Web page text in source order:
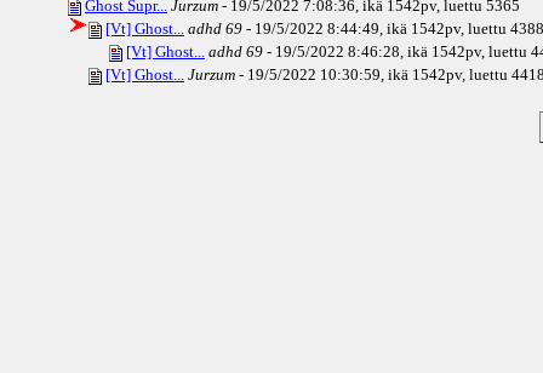
Ghost Supr... Jurzum - 19/5/2022 7:08:36, ikä 1542pv, luettu 5365
[Vt] Ghost... adhd 69 - 19/5/2022 8:44:49, ikä 1542pv, luettu 4388
[Vt] Ghost... adhd 69 - 19/5/2022 8:46:28, ikä 1542pv, luettu
[Vt] Ghost... Jurzum - 19/5/2022 10:30:59, ikä 1542pv, luettu